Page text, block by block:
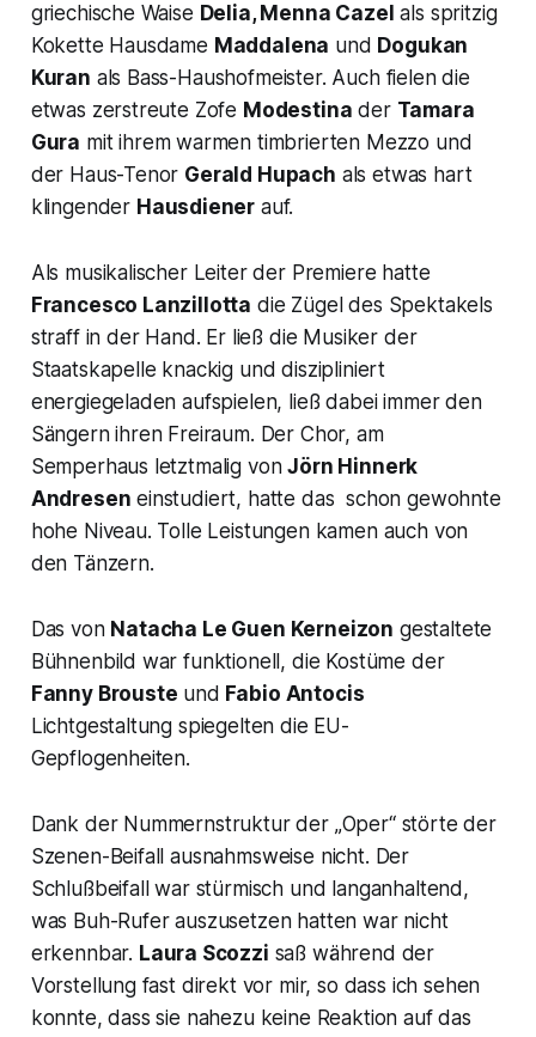
griechische Waise Delia, Menna Cazel als spritzig
Kokette Hausdame Maddalena und Dogukan
Kuran als Bass-Haushofmeister. Auch fielen die
etwas zerstreute Zofe Modestina der Tamara
Gura mit ihrem warmen timbrierten Mezzo und
der Haus-Tenor Gerald Hupach als etwas hart
klingender Hausdiener auf.
Als musikalischer Leiter der Premiere hatte
Francesco Lanzillotta die Zügel des Spektakels
straff in der Hand. Er ließ die Musiker der
Staatskapelle knackig und diszipliniert
energiegeladen aufspielen, ließ dabei immer den
Sängern ihren Freiraum. Der Chor, am
Semperhaus letztmalig vonJörn Hinnerk
Andresen einstudiert, hatte das schon gewohnte
hohe Niveau. Tolle Leistungen kamen auch von
den Tänzern.
Das von Natacha Le Guen Kerneizon gestaltete
Bühnenbild war funktionell, die Kostüme der
Fanny Brouste und Fabio Antocis
Lichtgestaltung spiegelten die EU-
Gepflogenheiten.
Dank der Nummernstruktur der „Oper“ störte der
Szenen-Beifall ausnahmsweise nicht. Der
Schlußbeifall war stürmisch und langanhaltend,
was Buh-Rufer auszusetzen hatten war nicht
erkennbar. Laura Scozzi saß während der
Vorstellung fast direkt vor mir, so dass ich sehen
konnte, dass sie nahezu keine Reaktion auf das